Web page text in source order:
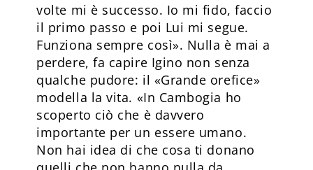
volte mi è successo. Io mi fido, faccio
il primo passo e poi Lui mi segue.
Funziona sempre così». Nulla è mai a
perdere, fa capire Igino non senza
qualche pudore: il «Grande orefice»
modella la vita. «In Cambogia ho
scoperto ciò che è davvero
importante per un essere umano.
Non hai idea di che cosa ti donano